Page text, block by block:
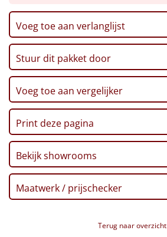
Uniek
Alle thema's
Artikel
Hitster NIEUW
Pizzarette
Tas
Wake up light
NIEUW
Borrelplank
NIEUW
Voeg toe aan verlanglijst
Stuur dit pakket door
Voeg toe aan vergelijker
Print deze pagina
Bekijk showrooms
Maatwerk / prijschecker
Terug naar overzicht